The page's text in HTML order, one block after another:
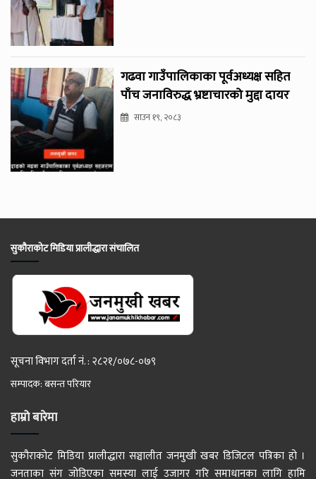
गढवा गाउँपालिकाका पूर्वअध्यक्ष सहित
पाँच जनाविरुद्ध भ्रष्टाचारको मुद्दा दायर
साउन १९, २०८३
सुकौराकोट मिडिया प्रालीद्धारा संचालित
सूचना विभाग दर्ता नं. : २८२१/०७८-०७९
सम्पादक: बसन्त परियार
हाम्रो बारेमा
सुकौराकोट मिडिया प्रालीद्धारा सञ्चालीत जनमुखी खबर डिजिटल पत्रिका हो ।
जनताका संग जोडिएका समस्या लाई उजागर गरि समाधानका लागि हामि